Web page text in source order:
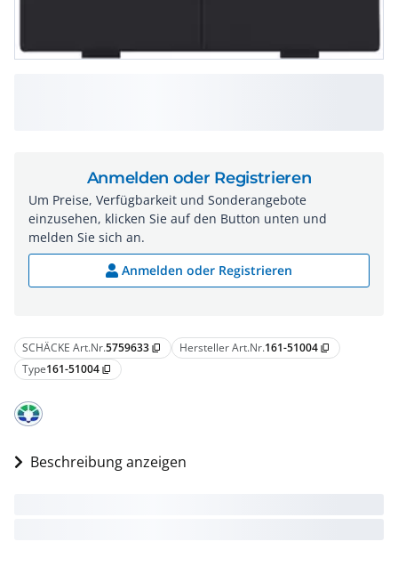
SCHÄCKE Art.Nr.5759633 content_copy Hersteller Art.Nr.161-51004 content_copy
Type161-51004 content_copy
Beschreibung anzeigen
Anmelden oder Registrieren
Um Preise, Verfügbarkeit und Sonderangebote
einzusehen, klicken Sie auf den Button unten und
melden Sie sich an.
Anmelden oder Registrieren